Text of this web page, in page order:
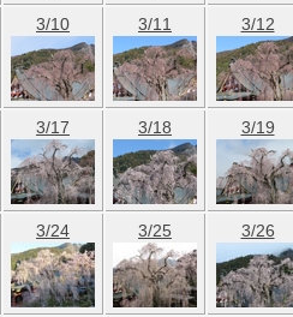
3/10 3/11 3/12
3/17 3/18 3/19
3/24 3/25 3/26